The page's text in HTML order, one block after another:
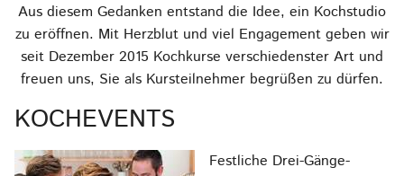
Aus diesem Gedanken entstand die Idee, ein Kochstudio
zu eröffnen. Mit Herzblut und viel Engagement geben wir
seit Dezember 2015 Kochkurse verschiedenster Art und
freuen uns, Sie als Kursteilnehmer begrüßen zu dürfen.
KOCHEVENTS
Festliche Drei-Gänge-